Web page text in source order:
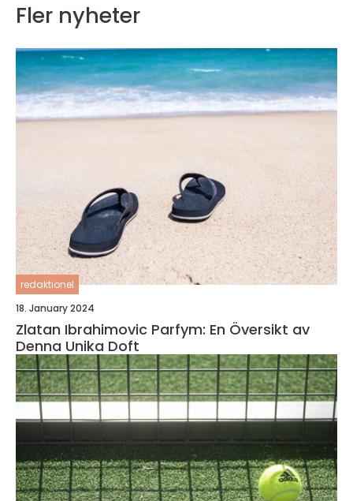
Fler nyheter
redaktionel
18. January 2024
Zlatan Ibrahimovic Parfym: En Översikt av
Denna Unika Doft